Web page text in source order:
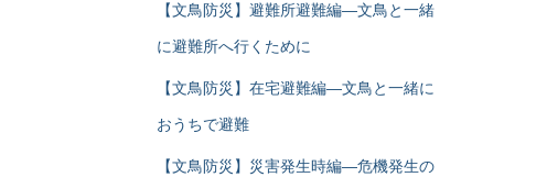
【文鳥防災】避難所避難編―文鳥と一緒
に避難所へ行くために
【文鳥防災】在宅避難編―文鳥と一緒に
おうちで避難
【文鳥防災】災害発生時編―危機発生の